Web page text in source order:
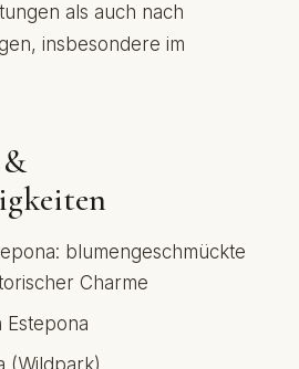
als auch nach
insbesondere im
blumengeschmückte
Charme
Estepona
(Wildpark)